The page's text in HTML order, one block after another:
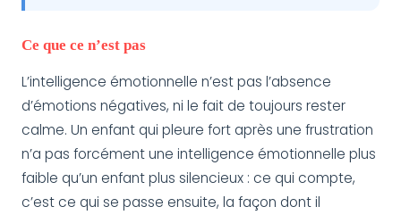
Ce que ce n’est pas
L’intelligence émotionnelle n’est pas l’absence
d’émotions négatives, ni le fait de toujours rester
calme. Un enfant qui pleure fort après une frustration
n’a pas forcément une intelligence émotionnelle plus
faible qu’un enfant plus silencieux : ce qui compte,
c’est ce qui se passe ensuite, la façon dont il